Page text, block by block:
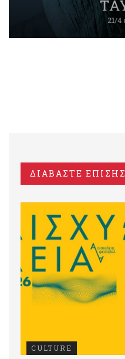
ΔΙΑΒΑΣΤΕ ΕΠΙΣΗΣ
CULTURE